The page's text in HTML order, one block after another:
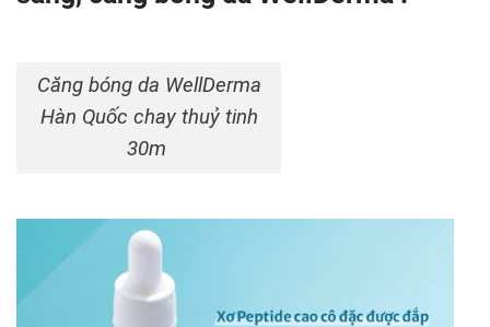
Căng bóng da WellDerma
Hàn Quốc chay thuỷ tinh
30m